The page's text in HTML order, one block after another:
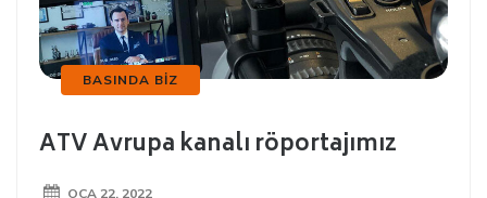
BASINDA BIZ
ATV Avrupa kanalı röportajımız
OCA 22, 2022